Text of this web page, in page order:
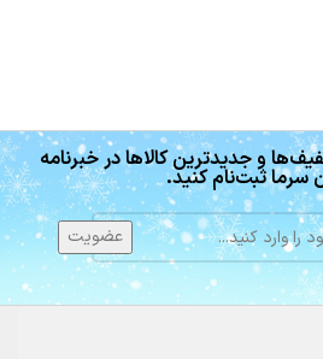
و جدیدترین کالاها در خبرنامه
سرما ثبت‌نام کنید.